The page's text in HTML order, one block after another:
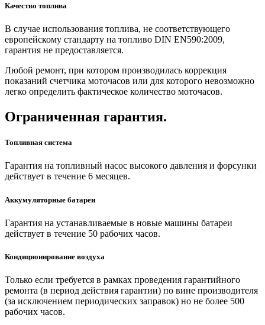
Качество топлива
В случае использования топлива, не соответствующего
европейскому стандарту на топливо DIN EN590:2009,
гарантия не предоставляется.
Любой ремонт, при котором производилась коррекция
показаний счетчика моточасов или для которого невозможно
легко определить фактическое количество моточасов.
Ограниченная гарантия.
Топливная система
Гарантия на топливный насос высокого давления и форсунки
действует в течение 6 месяцев.
Аккумуляторные батареи
Гарантия на устанавливаемые в новые машины батареи
действует в течение 50 рабочих часов.
Кондиционирование воздуха
Только если требуется в рамках проведения гарантийного
ремонта (в период действия гарантии) по вине производителя
(за исключением периодических заправок) но не более 500
рабочих часов.